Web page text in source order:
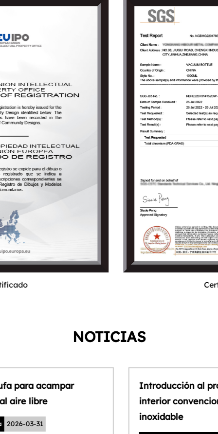
NOTICIAS
Introducción al proceso de contenedor
interior convencional de vasos de acero
inoxidable